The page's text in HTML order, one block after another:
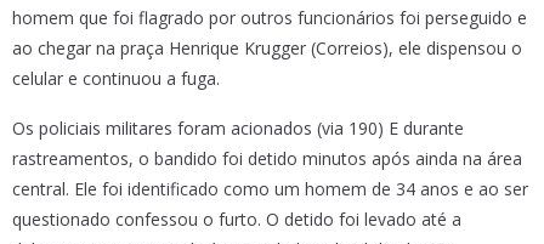
homem que foi flagrado por outros funcionários foi perseguido e
ao chegar na praça Henrique Krugger (Correios), ele dispensou o
celular e continuou a fuga.
Os policiais militares foram acionados (via 190) E durante
rastreamentos, o bandido foi detido minutos após ainda na área
central. Ele foi identificado como um homem de 34 anos e ao ser
questionado confessou o furto. O detido foi levado até a